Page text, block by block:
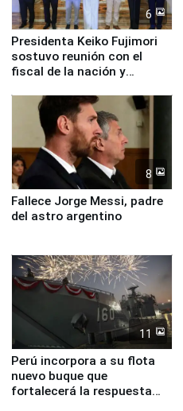
6
Presidenta Keiko Fujimori
sostuvo reunión con el
fiscal de la nación y
8
Fallece Jorge Messi, padre
del astro argentino
11
Perú incorpora a su flota
nuevo buque que
fortalecerá la respuesta